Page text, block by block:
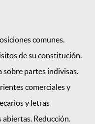
comunes.
de su constitución.
sobre partes indivisas.
comerciales y
y letras
abiertas. Reducción.